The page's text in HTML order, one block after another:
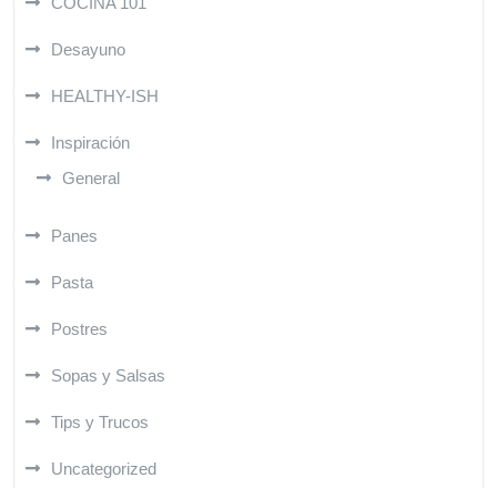
Desayuno
HEALTHY-ISH
Inspiración
General
Panes
Pasta
Postres
Sopas y Salsas
Tips y Trucos
Uncategorized